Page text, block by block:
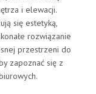
i elewacji.
się estetyką,
rozwiązanie
przestrzeni do
zapoznać się z